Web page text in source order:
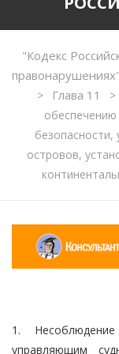
"Кодекс
> Глава 11 >
обеспечению
безопасности,
островов,
1.
управляющим